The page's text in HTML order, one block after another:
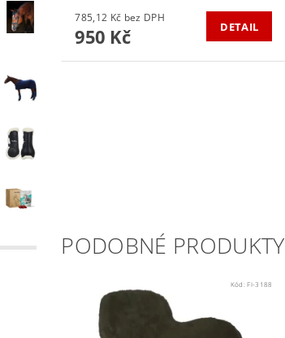
785,12 Kč bez DPH
950 Kč DETAIL
PODOBNÉ PRODUKTY
Kód:FI-3188